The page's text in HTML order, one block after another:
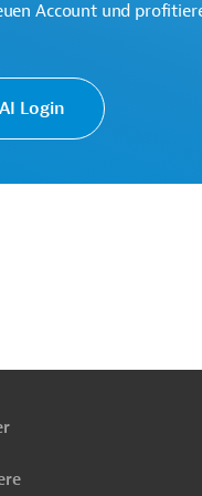
Account und
Login